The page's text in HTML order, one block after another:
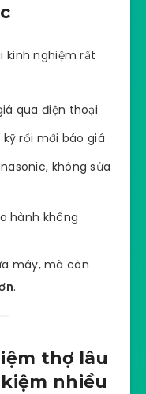
kinh nghiệm rất
qua điện thoại
rồi mới báo giá
không sửa
hành không
máy, mà còn
.
thợ lâu
nhiều